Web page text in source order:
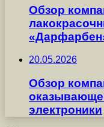
Обзор
20.05.2026
Обзор
электроники